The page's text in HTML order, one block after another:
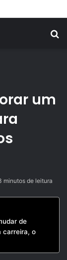
um
minutos de leitura
de
carreira, o